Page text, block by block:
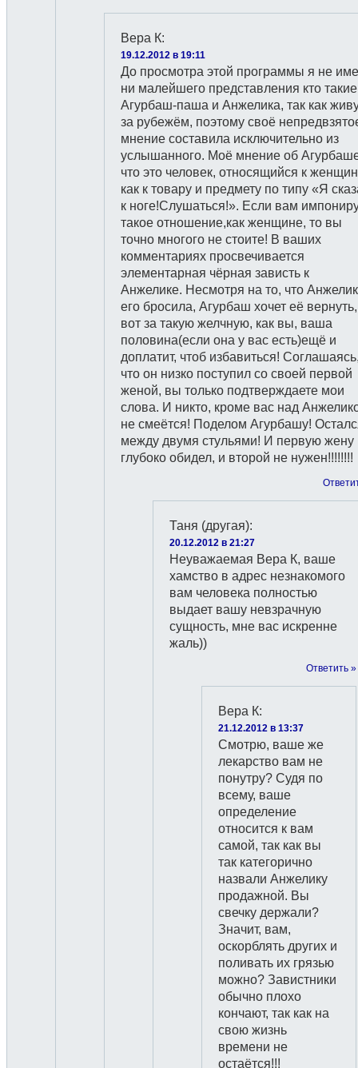
Вера К:
19.12.2012 в 19:11
До просмотра этой программы я не
ни малейшего представления кто такие
Агурбаш-паша и Анжелика, так как
за рубежём, поэтому своё
мнение составила исключительно из
услышанного. Моё мнение об
что это человек, относящийся к
как к товару и предмету по типу «Я
к ноге!Слушаться!». Если вам
такое отношение,как женщине, то вы
точно многого не стоите! В ваших
комментариях просвечивается
элементарная чёрная зависть к
Анжелике. Несмотря на то, что
его бросила, Агурбаш хочет её
вот за такую желчную, как вы, ваша
половина(если она у вас есть)ещё и
доплатит, чтоб избавиться!
что он низко поступил со своей первой
женой, вы только подтверждаете мои
слова. И никто, кроме вас над
не смеётся! Поделом Агурбашу!
между двумя стульями! И первую жену
глубоко обидел, и второй не нужен!!!!!!!!
Таня (другая):
20.12.2012 в 21:27
Неуважаемая Вера К, ваше
хамство в адрес незнакомого
вам человека полностью
выдает вашу невзрачную
сущность, мне вас искренне
жаль))
Ответить »
Вера К:
21.12.2012 в 13:37
Смотрю, ваше же
лекарство вам не
понутру? Судя по
всему, ваше
определение
относится к вам
самой, так как вы
так категорично
назвали Анжелику
продажной. Вы
свечку держали?
Значит, вам,
оскорблять других и
поливать их грязью
можно? Завистники
обычно плохо
кончают, так как на
свою жизнь
времени не
остаётся!!!